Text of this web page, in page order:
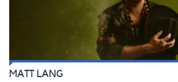
MATT LANG